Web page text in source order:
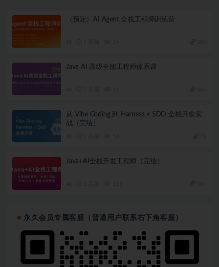
（预定）AI Agent 全栈工程师训练营
Java AI 高级全能工程师体系课
从 Vibe Coding 到 Harness × SDD 全栈开发实
战（完结）
Java+AI全栈开发工程师（完结）
永久会员专属客服（普通用户联系右下角客服）